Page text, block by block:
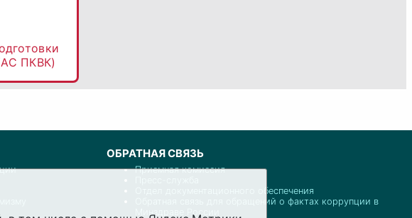
ПКВК)
ОБРАТНАЯ СВЯЗЬ
Приемная комиссия
Отдел документационного обеспечения
Обратная связь для обращений о фактах коррупции в
Минздраве России